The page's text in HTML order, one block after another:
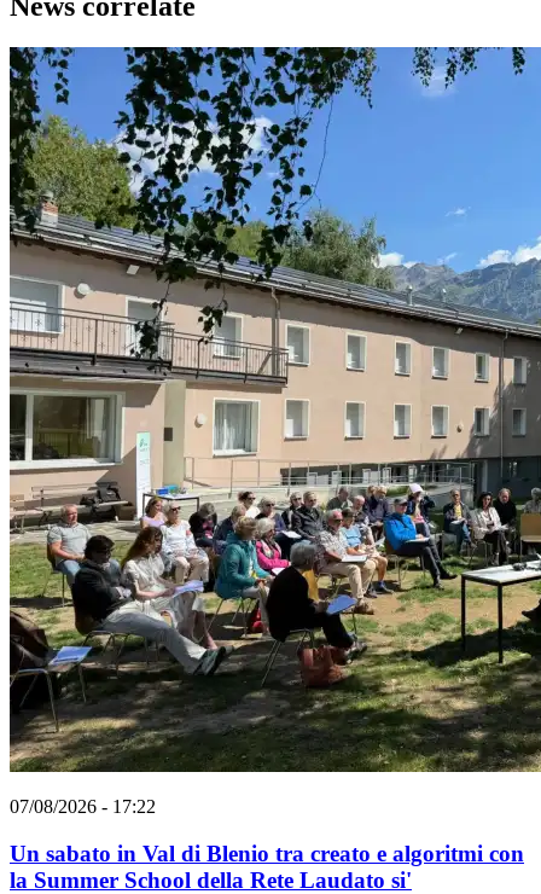
07/08/2026 - 17:22
Un sabato in Val di Blenio tra creato e algoritmi con
la Summer School della Rete Laudato si'